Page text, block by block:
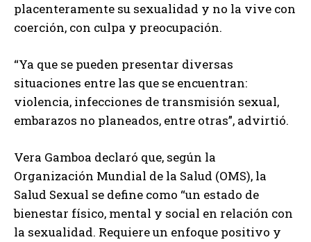
placenteramente su sexualidad y no la vive con
coerción, con culpa y preocupación.
“Ya que se pueden presentar diversas
situaciones entre las que se encuentran:
violencia, infecciones de transmisión sexual,
embarazos no planeados, entre otras”, advirtió.
Vera Gamboa declaró que, según la
Organización Mundial de la Salud (OMS), la
Salud Sexual se define como “un estado de
bienestar físico, mental y social en relación con
la sexualidad. Requiere un enfoque positivo y